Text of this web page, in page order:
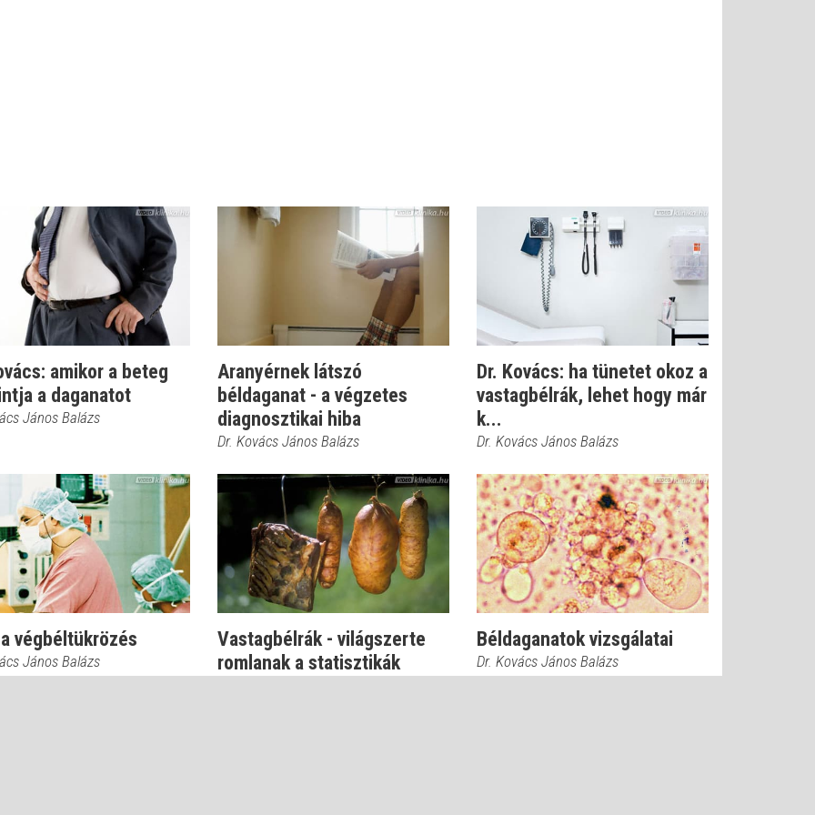
amikor a beteg
a daganatot
János Balázs
Aranyérnek látszó
béldaganat - a végzetes
diagnosztikai hiba
Dr. Kovács János Balázs
Dr. Kovács: ha tünetet okoz a
vastagbélrák, lehet hogy már
k...
Dr. Kovács János Balázs
végbéltükrözés
János Balázs
Vastagbélrák - világszerte
romlanak a statisztikák
Béldaganatok vizsgálatai
Dr. Kovács János Balázs